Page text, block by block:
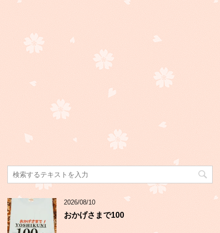
2026/08/10
おかげさまで100